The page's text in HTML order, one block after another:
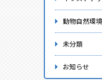
動物自然環
未分類
お知らせ